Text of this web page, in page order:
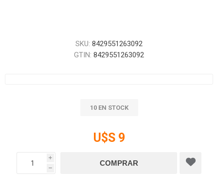
SKU: 8429551263092
GTIN: 8429551263092
10 EN STOCK
U$S 9
i
h